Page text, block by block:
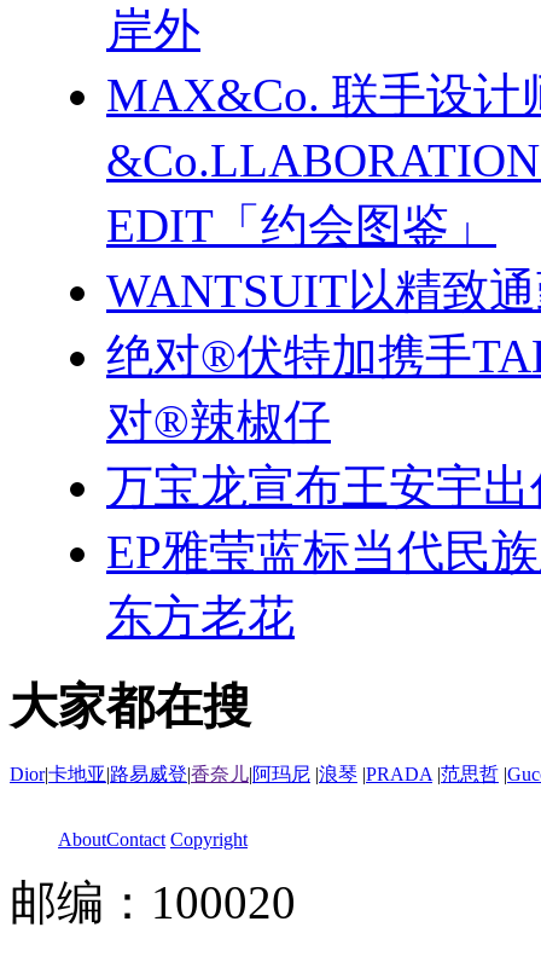
岸外
MAX&Co. 联手设计
EDIT「约会图鉴」
WANTSUIT以精致
绝对®伏特加携手
对®辣椒仔
万宝龙宣布王安宇
EP雅莹蓝标当代民
东方老花
大家都在搜
Dior|卡地亚|路易威登|香奈儿|阿玛尼 |浪琴 |PRADA |范思哲 |
AboutContact Copyright
邮编：100020